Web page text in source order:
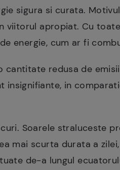
sigura si curata.
viitorul apropiat. Cu
energie, cum ar fi
cantitate redusa de
insignifiante, in
Soarele straluceste
mai scurta durata a
de-a lungul